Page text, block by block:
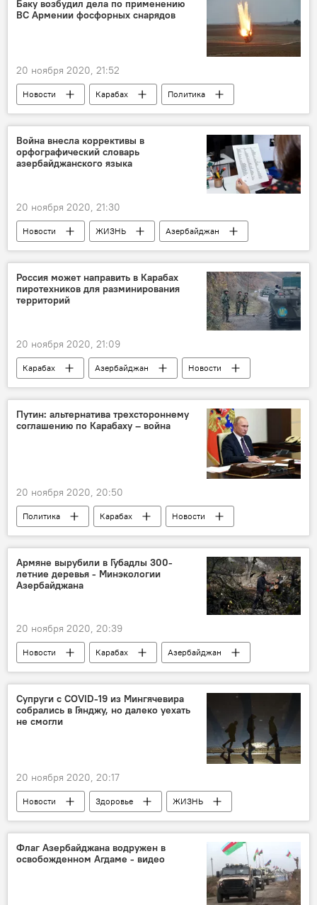
Баку возбудил дела по применению
ВС Армении фосфорных снарядов
20 ноября 2020, 21:52
Новости Карабах
Политика
Азербайджан
Фосфорная бомба
Уголовное дело
ВС Армении
Война внесла коррективы в
орфографический словарь
азербайджанского языка
20 ноября 2020, 21:30
Новости ЖИЗНЬ
Азербайджан
орфографический словарь
война
Россия может направить в Карабах
пиротехников для разминирования
территорий
20 ноября 2020, 21:09
Карабах Азербайджан
Новости
Россия
Разминирование
Карабах
Путин: альтернатива трехстороннему
соглашению по Карабаху – война
20 ноября 2020, 20:50
Политика Карабах
Новости
Азербайджан
Россия
Россия Карабах
Армяне вырубили в Губадлы 300-
летние деревья - Минэкологии
Азербайджана
20 ноября 2020, 20:39
Новости Карабах
Азербайджан
Губадлы
Министерство экологии и природных ресурсов АР
Вырубка деревьев
Супруги с COVID-19 из Мингячевира
собрались в Гянджу, но далеко уехать
не смогли
20 ноября 2020, 20:17
Новости Здоровье
ЖИЗНЬ
Азербайджан
Происшествия
Супруги
Мингячевир
Флаг Азербайджана водружен в
освобожденном Агдаме - видео